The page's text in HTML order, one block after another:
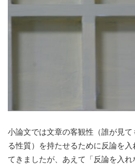
小論文では文章の客観性（誰が見て
る性質）を持たせるために反論を
てきましたが、あえて「反論を入